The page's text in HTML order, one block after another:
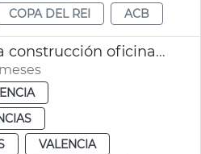
COPA DEL REI ACB
València adjudica construcción oficina turismo modular playa las Arenas
VALENCIA